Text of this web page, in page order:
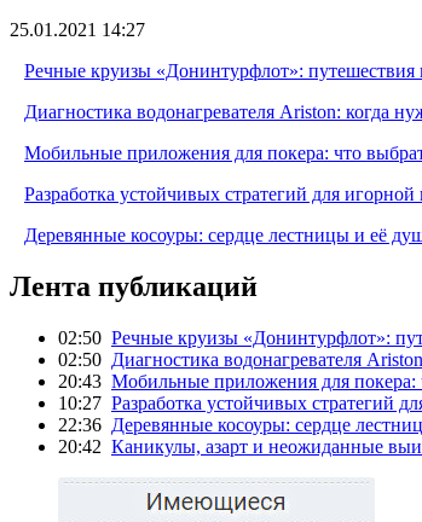
25.01.2021 14:27
Речные круизы «Донинтурфлот»: путешествия
Диагностика водонагревателя Ariston: когда
Мобильные приложения для покера: что
Разработка устойчивых стратегий для
Деревянные косоуры: сердце лестницы и её
Лента публикаций
02:50 Речные круизы «Донинтурфлот»:
02:50 Диагностика водонагревателя
20:43 Мобильные приложения для покера:
10:27 Разработка устойчивых стратегий
22:36 Деревянные косоуры: сердце
20:42 Каникулы, азарт и неожиданные